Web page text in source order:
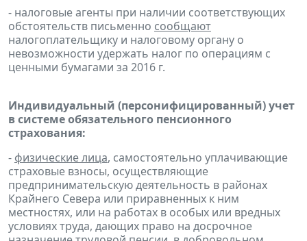
- налоговые агенты при наличии соответствующих
обстоятельств письменно сообщают
налогоплательщику и налоговому органу о
невозможности удержать налог по операциям с
ценными бумагами за 2016 г.
Индивидуальный (персонифицированный) учет
в системе обязательного пенсионного
страхования:
- физические лица, самостоятельно уплачивающие
страховые взносы, осуществляющие
предпринимательскую деятельность в районах
Крайнего Севера или приравненных к ним
местностях, или на работах в особых или вредных
условиях труда, дающих право на досрочное